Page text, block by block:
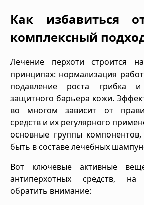
Как избавиться
комплексный
Лечение перхоти строится
принципах: нормализация
подавление роста грибка и
защитного барьера кожи.
во многом зависит от
средств и их регулярного
основные группы
быть в составе лечебных
Вот ключевые активные
антиперхотных средств,
обратить внимание: